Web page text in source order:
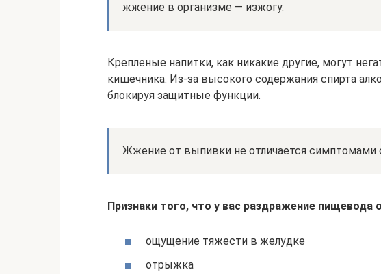
жжение в организме — изжогу.
Крепленые напитки, как никакие другие, могут
кишечника. Из-за высокого содержания спирта
блокируя защитные функции.
Жжение от выпивки не отличается симптомами
Признаки того, что у вас раздражение пищевода
ощущение тяжести в желудке
отрыжка